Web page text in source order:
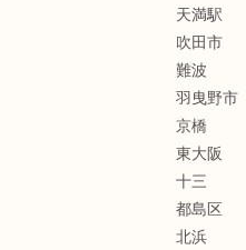
天満駅
吹田市
難波
羽曳野市
京橋
東大阪
十三
都島区
北浜